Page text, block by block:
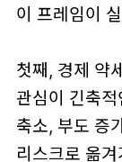
이 프레임이
첫째, 경제 약
관심이 긴축
축소, 부도 증
리스크로 옮